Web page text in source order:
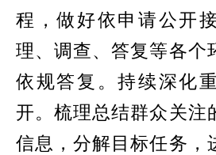
程，做好依申请公开
理、调查、答复等各个
依规答复。持续深化
开。梳理总结群众关注
信息，分解目标任务，